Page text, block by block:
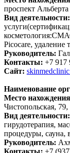
проспект
Вид деятельности:
Picocare, удаление
Руководитель:
Контакты: +7 917
Сайт:
Наименование
Место
Чистопольская,
Вид деятельности:
гирудотерапия,
процедуры, сауна,
Руководитель:
Контакты: +7